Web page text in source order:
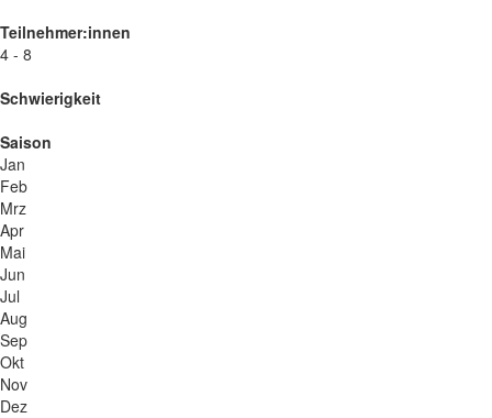
Teilnehmer:innen
4 - 8
Schwierigkeit
Saison
Jan
Feb
Mrz
Apr
Mai
Jun
Jul
Aug
Sep
Okt
Nov
Dez